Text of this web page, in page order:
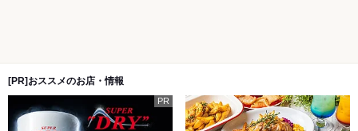
[PR]おススメのお店・情報
PR